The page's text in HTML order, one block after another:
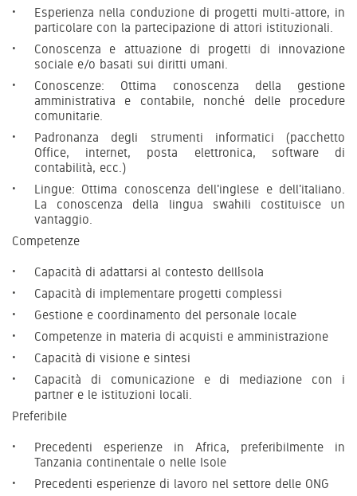
Esperienza nella conduzione di progetti multi-attore, in
particolare con la partecipazione di attori istituzionali.
Conoscenza e attuazione di progetti di innovazione
sociale e/o basati sui diritti umani.
Conoscenze: Ottima conoscenza della gestione
amministrativa e contabile, nonché delle procedure
comunitarie.
Padronanza degli strumenti informatici (pacchetto
Office, internet, posta elettronica, software di
contabilità, ecc.)
Lingue: Ottima conoscenza dell'inglese e dell'italiano.
La conoscenza della lingua swahili costituisce un
vantaggio.
Competenze
Capacità di adattarsi al contesto dell’isola
Capacità di implementare progetti complessi
Gestione e coordinamento del personale locale
Competenze in materia di acquisti e amministrazione
Capacità di visione e sintesi
Capacità di comunicazione e di mediazione con i
partner e le istituzioni locali.
Preferibile
Precedenti esperienze in Africa, preferibilmente in
Tanzania continentale o nelle Isole
Precedenti esperienze di lavoro nel settore delle ONG